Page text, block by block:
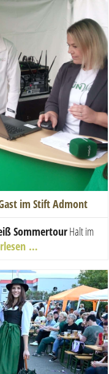
im Stift Admont
SommertourHalt im
…